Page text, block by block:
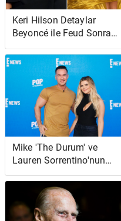
Keri Hilson Detaylar
Beyoncé ile Feud Sonrası
'Şifa' Söyleşisi
Mike 'The Durum' ve
Lauren Sorrentino'nun
Baby Shower; 'Jersey
Shore' Oyuncularından
Kimler Katıldı